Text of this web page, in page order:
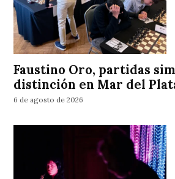
Faustino Oro, partidas
distinción en Mar del
6 de agosto de 2026